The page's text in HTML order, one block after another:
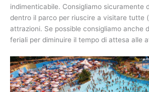
indimenticabile. Consigliamo sicuramente
dentro il parco per riuscire a visitare tutte
attrazioni. Se possible consigliamo anche
feriali per diminuire il tempo di attesa alle